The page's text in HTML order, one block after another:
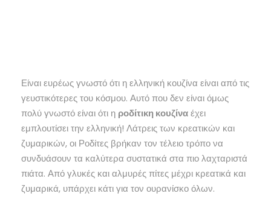
Είναι ευρέως γνωστό ότι η ελληνική κουζίνα είναι από τις
γευστικότερες του κόσμου. Αυτό που δεν είναι όμως
πολύ γνωστό είναι ότι η ροδίτικη κουζίναέχει
εμπλουτίσει την ελληνική! Λάτρεις των κρεατικών και
ζυμαρικών, οι Ροδίτες βρήκαν τον τέλειο τρόπο να
συνδυάσουν τα καλύτερα συστατικά στα πιο λαχταριστά
πιάτα. Από γλυκές και αλμυρές πίτες μέχρι κρεατικά και
ζυμαρικά, υπάρχει κάτι για τον ουρανίσκο όλων.